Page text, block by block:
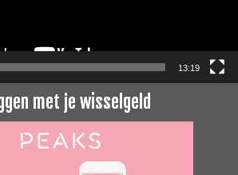
13:19
met je wisselgeld